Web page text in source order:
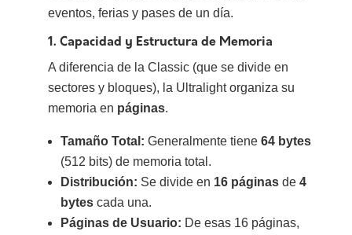
eventos, ferias y pases de un día.
1. Capacidad y Estructura de Memoria
A diferencia de la Classic (que se divide en
sectores y bloques), la Ultralight organiza su
memoria en páginas.
Tamaño Total: Generalmente tiene 64 bytes
(512 bits) de memoria total.
Distribución: Se divide en 16 páginasde 4
bytescada una.
Páginas de Usuario: De esas 16 páginas,